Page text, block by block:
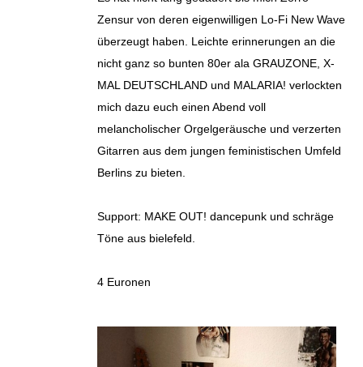
Zensur von deren eigenwilligen Lo-Fi New Wave
überzeugt haben. Leichte erinnerungen an die
nicht ganz so bunten 80er ala GRAUZONE, X-
MAL DEUTSCHLAND und MALARIA! verlockten
mich dazu euch einen Abend voll
melancholischer Orgelgeräusche und verzerten
Gitarren aus dem jungen feministischen Umfeld
Berlins zu bieten.
Support: MAKE OUT! dancepunk und schräge
Töne aus bielefeld.
4 Euronen